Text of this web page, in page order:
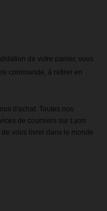
de votre panier, vous
commande, à retirer en
d'achat. Toutes nos
de coursiers sur Lyon
vous livrer dans le monde